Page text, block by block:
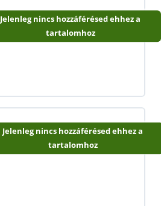
Jelenleg nincs hozzáférésed ehhez a
tartalomhoz
Jelenleg nincs hozzáférésed ehhez a
tartalomhoz